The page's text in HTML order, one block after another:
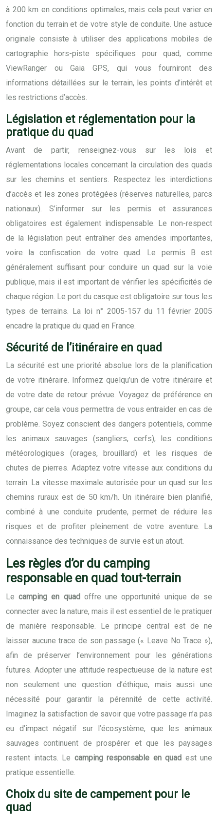
à 200 km en conditions optimales, mais cela peut varier en
fonction du terrain et de votre style de conduite. Une astuce
originale consiste à utiliser des applications mobiles de
cartographie hors-piste spécifiques pour quad, comme
ViewRanger ou Gaia GPS, qui vous fourniront des
informations détaillées sur le terrain, les points d’intérêt et
les restrictions d’accès.
Législation et réglementation pour la
pratique du quad
Avant de partir, renseignez-vous sur les lois et
réglementations locales concernant la circulation des quads
sur les chemins et sentiers. Respectez les interdictions
d’accès et les zones protégées (réserves naturelles, parcs
nationaux). S’informer sur les permis et assurances
obligatoires est également indispensable. Le non-respect
de la législation peut entraîner des amendes importantes,
voire la confiscation de votre quad. Le permis B est
généralement suffisant pour conduire un quad sur la voie
publique, mais il est important de vérifier les spécificités de
chaque région. Le port du casque est obligatoire sur tous les
types de terrains. La loi n° 2005-157 du 11 février 2005
encadre la pratique du quad en France.
Sécurité de l’itinéraire en quad
La sécurité est une priorité absolue lors de la planification
de votre itinéraire. Informez quelqu’un de votre itinéraire et
de votre date de retour prévue. Voyagez de préférence en
groupe, car cela vous permettra de vous entraider en cas de
problème. Soyez conscient des dangers potentiels, comme
les animaux sauvages (sangliers, cerfs), les conditions
météorologiques (orages, brouillard) et les risques de
chutes de pierres. Adaptez votre vitesse aux conditions du
terrain. La vitesse maximale autorisée pour un quad sur les
chemins ruraux est de 50 km/h. Un itinéraire bien planifié,
combiné à une conduite prudente, permet de réduire les
risques et de profiter pleinement de votre aventure. La
connaissance des techniques de survie est un atout.
Les règles d’or du camping
responsable en quad tout-terrain
Lecamping en quad offre une opportunité unique de se
connecter avec la nature, mais il est essentiel de le pratiquer
de manière responsable. Le principe central est de ne
laisser aucune trace de son passage (« Leave No Trace »),
afin de préserver l’environnement pour les générations
futures. Adopter une attitude respectueuse de la nature est
non seulement une question d’éthique, mais aussi une
nécessité pour garantir la pérennité de cette activité.
Imaginez la satisfaction de savoir que votre passage n’a pas
eu d’impact négatif sur l’écosystème, que les animaux
sauvages continuent de prospérer et que les paysages
restent intacts. Le camping responsable en quad est une
pratique essentielle.
Choix du site de campement pour le
quad